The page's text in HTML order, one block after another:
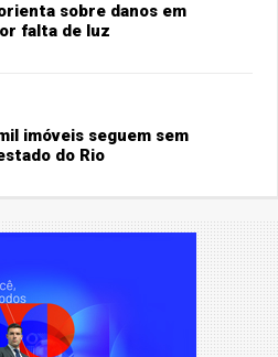
sobre danos em
falta de luz
imóveis seguem sem
do Rio